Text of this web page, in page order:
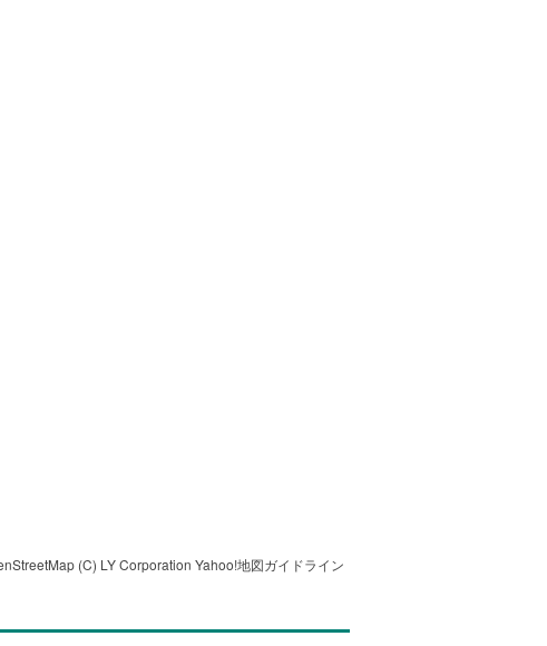
(C) LY Corporation Yahoo!地図ガイドライン